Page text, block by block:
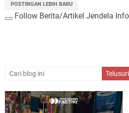
POSTINGAN LEBIH BARU
Follow Berita/Artikel Jendela